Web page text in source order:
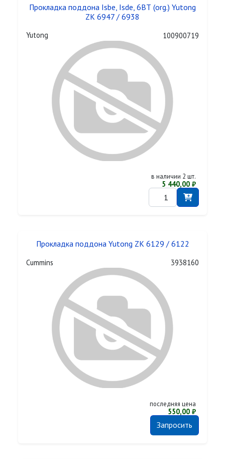
Прокладка поддона Isbe, Isde, 6ВТ (org.) Yutong
ZK 6947 / 6938
Yutong 100900719
в наличии 2 шт.
5 440,00 ₽
Прокладка поддона Yutong ZK 6129 / 6122
Cummins 3938160
последняя цена
550,00 ₽
Запросить